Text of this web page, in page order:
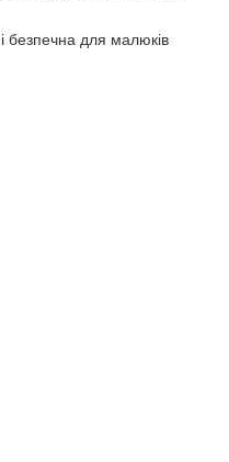
безпечна для малюків